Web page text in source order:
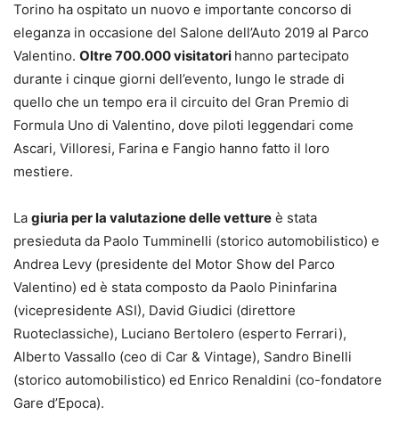
Torino ha ospitato un nuovo e importante concorso di
eleganza in occasione del Salone dell’Auto 2019 al Parco
Valentino. Oltre 700.000 visitatori hanno partecipato
durante i cinque giorni dell’evento, lungo le strade di
quello che un tempo era il circuito del Gran Premio di
Formula Uno di Valentino, dove piloti leggendari come
Ascari, Villoresi, Farina e Fangio hanno fatto il loro
mestiere.
La giuria per la valutazione delle vetture è stata
presieduta da Paolo Tumminelli (storico automobilistico) e
Andrea Levy (presidente del Motor Show del Parco
Valentino) ed è stata composto da Paolo Pininfarina
(vicepresidente ASI), David Giudici (direttore
Ruoteclassiche), Luciano Bertolero (esperto Ferrari),
Alberto Vassallo (ceo di Car & Vintage), Sandro Binelli
(storico automobilistico) ed Enrico Renaldini (co-fondatore
Gare d’Epoca).